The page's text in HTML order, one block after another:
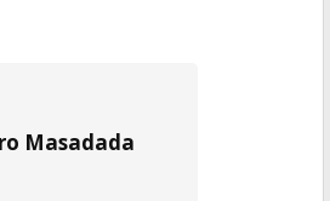
Masadada